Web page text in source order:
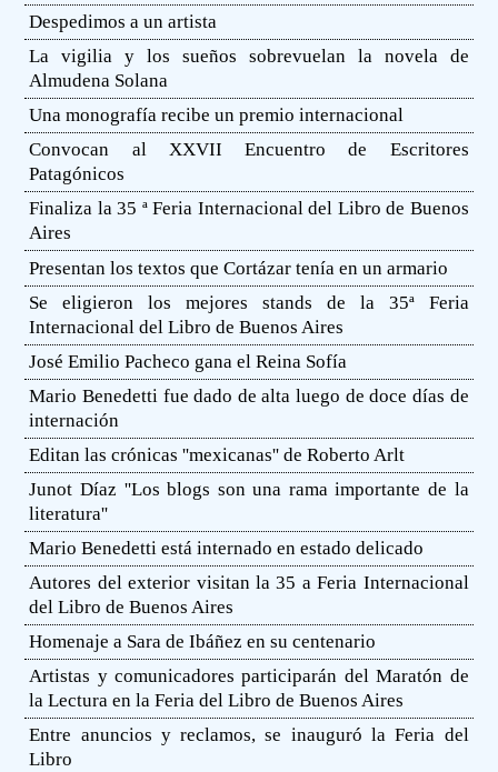
Despedimos a un artista
La vigilia y los sueños sobrevuelan la novela de
Almudena Solana
Una monografía recibe un premio internacional
Convocan al XXVII Encuentro de Escritores
Patagónicos
Finaliza la 35 ª Feria Internacional del Libro de Buenos
Aires
Presentan los textos que Cortázar tenía en un armario
Se eligieron los mejores stands de la 35ª Feria
Internacional del Libro de Buenos Aires
José Emilio Pacheco gana el Reina Sofía
Mario Benedetti fue dado de alta luego de doce días de
internación
Editan las crónicas ''mexicanas'' de Roberto Arlt
Junot Díaz ''Los blogs son una rama importante de la
literatura''
Mario Benedetti está internado en estado delicado
Autores del exterior visitan la 35 a Feria Internacional
del Libro de Buenos Aires
Homenaje a Sara de Ibáñez en su centenario
Artistas y comunicadores participarán del Maratón de
la Lectura en la Feria del Libro de Buenos Aires
Entre anuncios y reclamos, se inauguró la Feria del
Libro